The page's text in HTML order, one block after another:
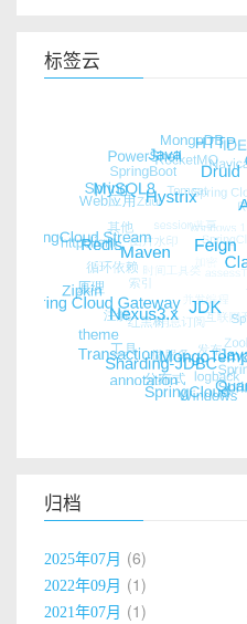
标签云
归档
2025年07月 6
2022年09月 1
2021年07月 1